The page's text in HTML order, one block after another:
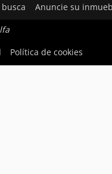
Anuncie su
Política de cookies